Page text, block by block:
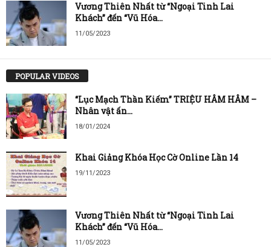
Vương Thiên Nhất từ “Ngoại Tinh Lai
Khách” đến “Vũ Hóa...
11/05/2023
POPULAR VIDEOS
“Lục Mạch Thần Kiếm” TRIỆU HÂM HÂM –
Nhân vật ấn...
18/01/2024
Khai Giảng Khóa Học Cờ Online Lần 14
19/11/2023
Vương Thiên Nhất từ “Ngoại Tinh Lai
Khách” đến “Vũ Hóa...
11/05/2023